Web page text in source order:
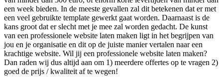
een week bieden. In de meeste gevallen zal dit betekenen dat er met
een veel gebruikte template gewerkt gaat worden. Daarnaast is de
kans groot dat er slecht met je mee zal worden gedacht. De kunst
van een professionele website laten maken ligt in het begrijpen van
jou en je organisatie en dit op de juiste manier vertalen naar een
krachtige website. Wil jij een professionele website laten maken?
Dan raden wij dus altijd aan om 1) meerdere offertes op te vragen 2)
goed de prijs / kwaliteit af te wegen!